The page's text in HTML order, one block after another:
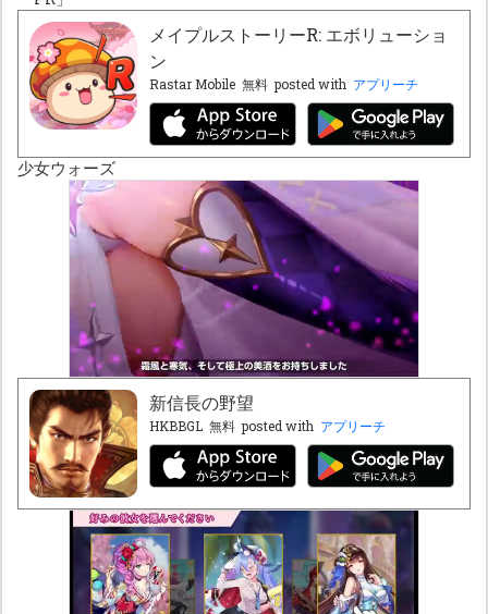
メイプルストーリーR: エボリューショ
ン
Rastar Mobile 無料 posted with アプリーチ
少女ウォーズ
新信長の野望
HKBBGL 無料 posted with アプリーチ